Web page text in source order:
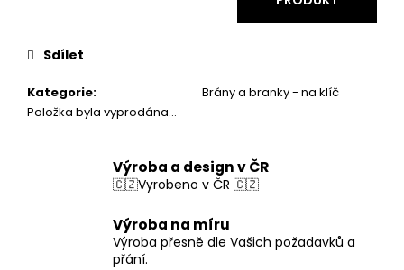
Kategorie:
Brány a branky - na klíč
Položka byla vyprodána…
Sdílet
Výroba a design v ČR
🇨🇿Vyrobeno v ČR 🇨🇿
Výroba na míru
Výroba přesně dle Vašich požadavků a
přání.